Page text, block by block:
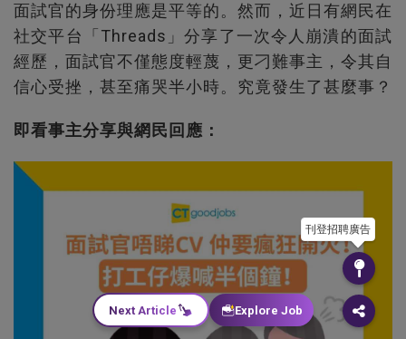
面試官的身份理應是平等的。然而，近日有網民在
社交平台「Threads」分享了一次令人崩潰的面試
經歷，面試官不僅態度輕蔑，更刁難事主，令其自
信心受挫，甚至痛哭半小時。究竟發生了甚麼事？
即看事主分享與網民回應：
刊登招聘廣告
Next Article Explore Job